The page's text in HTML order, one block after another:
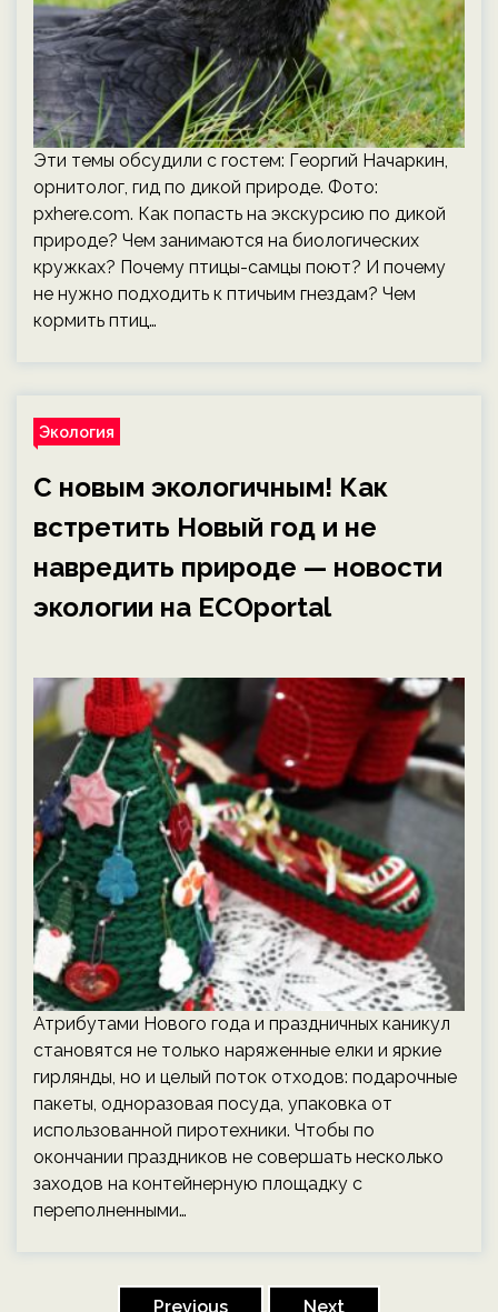
Эти темы обсудили с гостем: Георгий Начаркин,
орнитолог, гид по дикой природе. Фото:
pxhere.com. Как попасть на экскурсию по дикой
природе? Чем занимаются на биологических
кружках? Почему птицы-самцы поют? И почему
не нужно подходить к птичьим гнездам? Чем
кормить птиц…
Экология
С новым экологичным! Как
встретить Новый год и не
навредить природе — новости
экологии на ECOportal
Атрибутами Нового года и праздничных каникул
становятся не только наряженные елки и яркие
гирлянды, но и целый поток отходов: подарочные
пакеты, одноразовая посуда, упаковка от
использованной пиротехники. Чтобы по
окончании праздников не совершать несколько
заходов на контейнерную площадку с
переполненными…
Previous Next